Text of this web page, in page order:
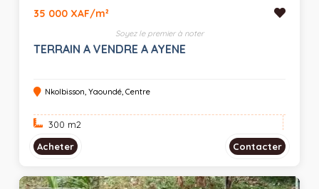
35 000 XAF/m²
Soyez le premier à noter
TERRAIN A VENDRE A AYENE
Nkolbisson, Yaoundé, Centre
300 m2
Acheter
Contacter